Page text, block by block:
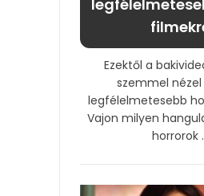
Ezektől a
szemmel
legfélelmetesebb
Vajon milyen
horrorok